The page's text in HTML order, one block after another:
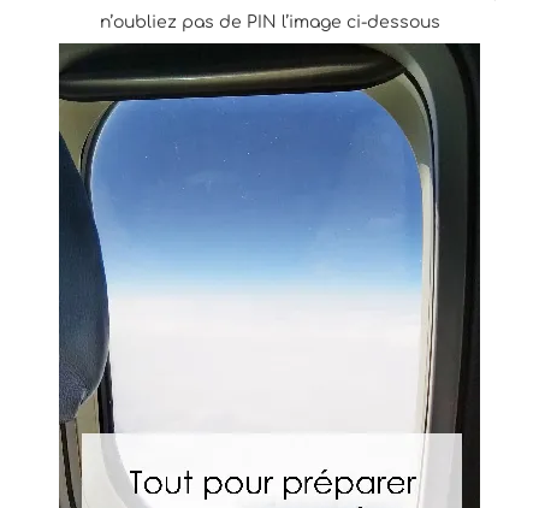
n’oubliez pas de PIN l’image ci-dessous